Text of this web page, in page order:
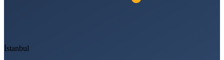
İstanbul